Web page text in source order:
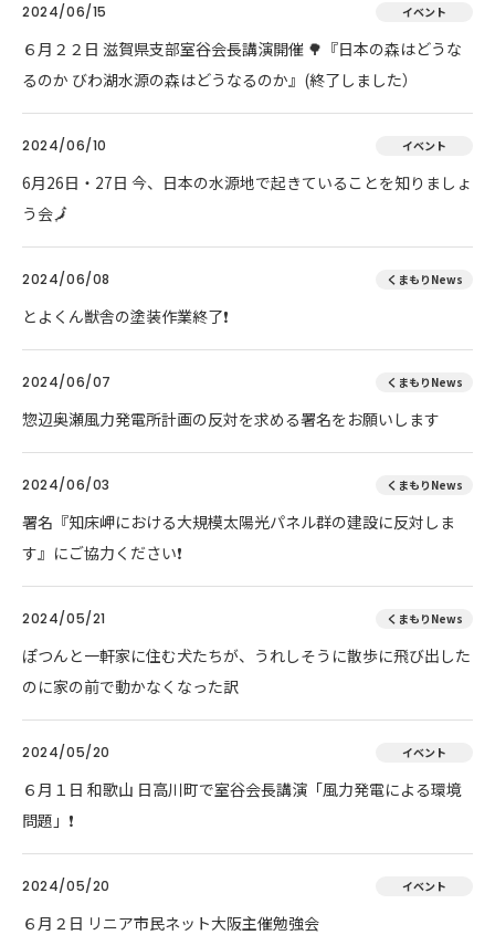
2024/06/15 イベント
６月２２日 滋賀県支部室谷会長講演開催 🌳『日本の森はどうな
るのか びわ湖水源の森はどうなるのか』(終了しました）
2024/06/10 イベント
6月26日・27日 今、日本の水源地で起きていることを知りましょ
う会🗾
2024/06/08 くまもりNews
とよくん獣舎の塗装作業終了❗
2024/06/07 くまもりNews
惣辺奥瀬風力発電所計画の反対を求める署名をお願いします
2024/06/03 くまもりNews
署名『知床岬における大規模太陽光パネル群の建設に反対しま
す』にご協力ください❗
2024/05/21 くまもりNews
ぽつんと一軒家に住む犬たちが、うれしそうに散歩に飛び出した
のに家の前で動かなくなった訳
2024/05/20 イベント
６月１日 和歌山 日高川町で室谷会長講演「風力発電による環境
問題」❗
2024/05/20 イベント
６月２日 リニア市民ネット大阪主催勉強会